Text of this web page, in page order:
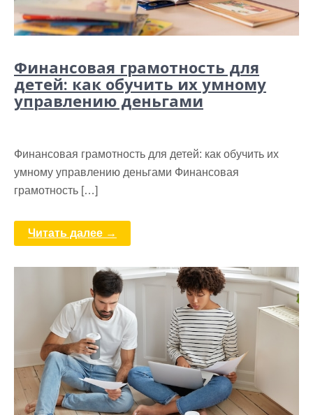
Финансовая грамотность для
детей: как обучить их умному
управлению деньгами
Финансовая грамотность для детей: как обучить их
умному управлению деньгами Финансовая
грамотность […]
Читать далее →